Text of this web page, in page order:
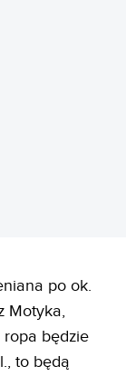
po ok.
Motyka,
ropa będzie
to będą